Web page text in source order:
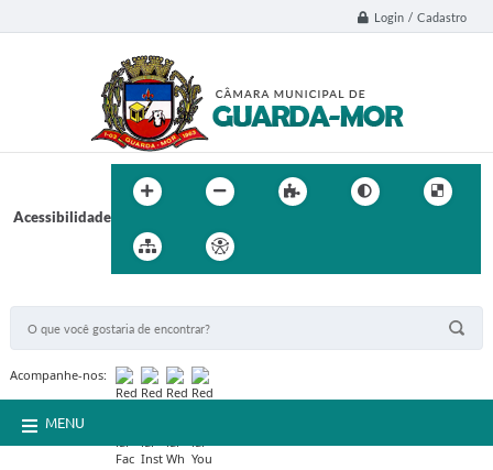
Login / Cadastro
Acessibilidade
Acompanhe-nos:
MENU